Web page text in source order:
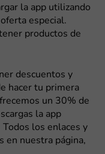
la app utilizando
especial.
productos de
descuentos y
hacer tu primera
un 30% de
la app
los enlaces y
en nuestra página,